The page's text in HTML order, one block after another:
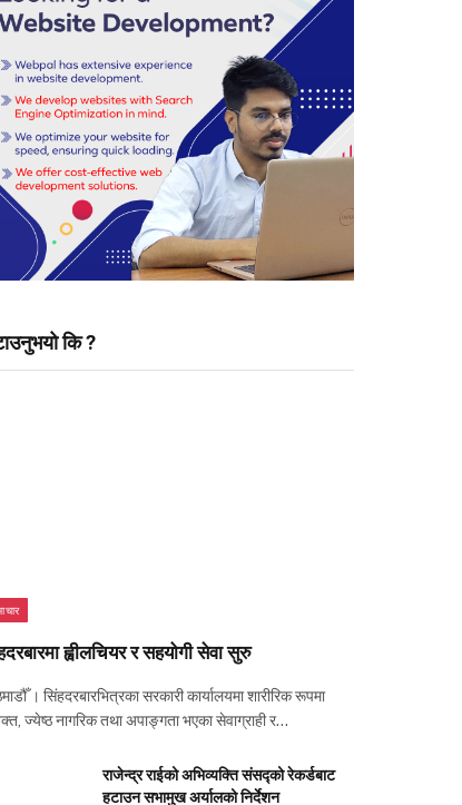
कि ?
ह्वीलचियर र सहयोगी सेवा सुरु
। सिंहदरबारभित्रका सरकारी कार्यालयमा शारीरिक रूपमा
ज्येष्ठ नागरिक तथा अपाङ्गता भएका सेवाग्राही र…
राजेन्द्र राईको अभिव्यक्ति संसद्को रेकर्डबाट
हटाउन सभामुख अर्यालको निर्देशन